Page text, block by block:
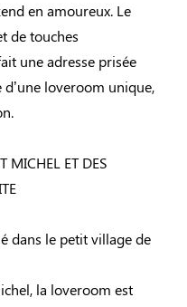
en amoureux. Le
de touches
une adresse prisée
loveroom unique,
MICHEL ET DES
dans le petit village de
la loveroom est